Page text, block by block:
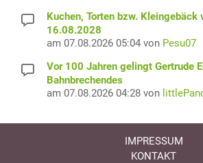
Kuchen, Torten bzw. Kleingebäck
16.08.2028
am 07.08.2026 05:04 von Pesu07
Vor 100 Jahren gelingt Gertrude
Bahnbrechendes
am 07.08.2026 04:28 von
IMPRESSUM
KONTAKT